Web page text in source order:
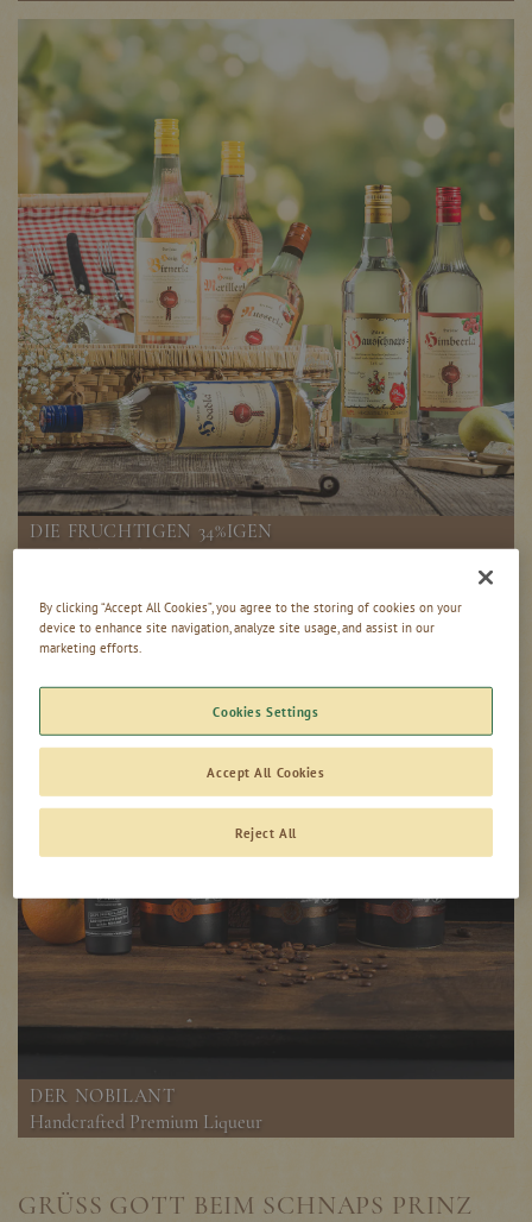
DIE FRUCHTIGEN 34%IGEN
DER NOBILANT
Handcrafted Premium Liqueur
GRÜSS GOTT BEIM SCHNAPS PRINZ
By clicking “Accept All Cookies”, you agree to the storing of cookies on your
device to enhance site navigation, analyze site usage, and assist in our
marketing efforts.
Cookies Settings
Reject All
Accept All Cookies